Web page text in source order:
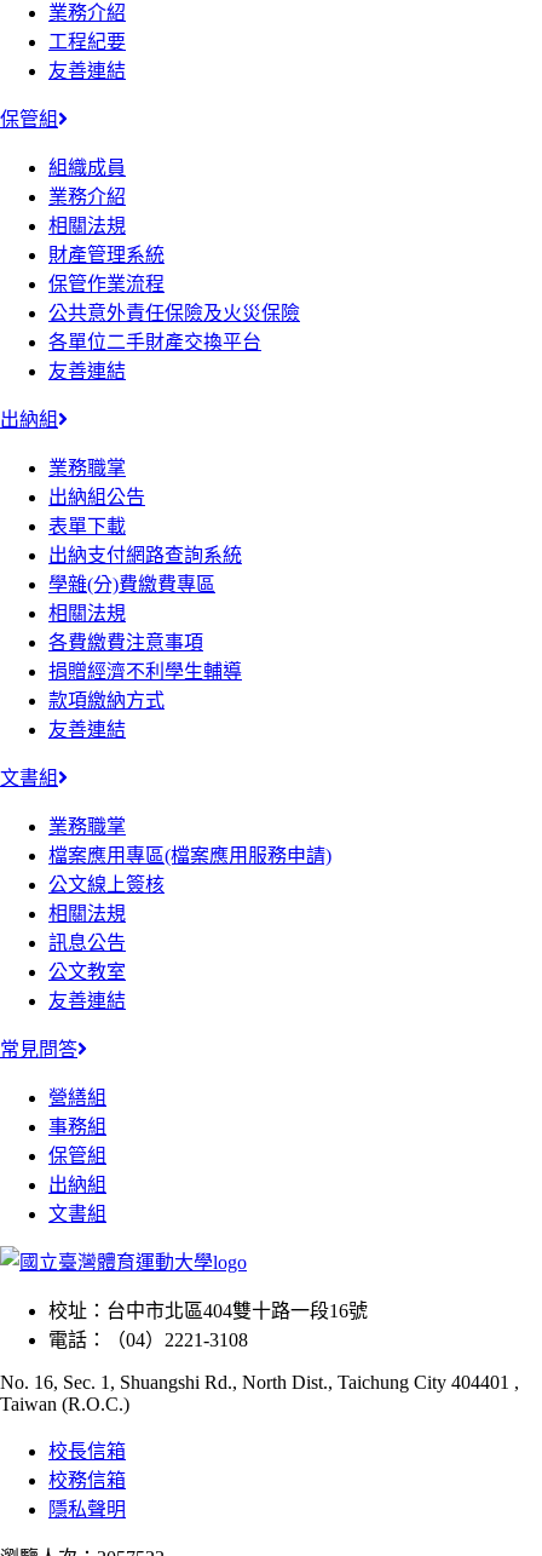
業務介紹
工程紀要
友善連結
保管組
組織成員
業務介紹
相關法規
財產管理系統
保管作業流程
公共意外責任保險及火災保險
各單位二手財產交換平台
友善連結
出納組
業務職掌
出納組公告
表單下載
出納支付網路查詢系統
學雜(分)費繳費專區
相關法規
各費繳費注意事項
捐贈經濟不利學生輔導
款項繳納方式
友善連結
文書組
業務職掌
檔案應用專區(檔案應用服務申請)
公文線上簽核
相關法規
訊息公告
公文教室
友善連結
常見問答
營繕組
事務組
保管組
出納組
文書組
校址： 台中市北區404雙十路一段16號
電話：
（04）2221-3108
No. 16, Sec. 1, Shuangshi Rd., North Dist., Taichung City 404401 ,
Taiwan (R.O.C.)
校長信箱
校務信箱
隱私聲明